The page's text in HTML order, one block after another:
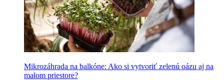
Mikrozáhrada na balkóne: Ako si vytvoriť zelenú oázu aj na
malom priestore?